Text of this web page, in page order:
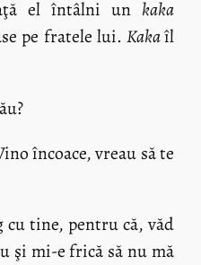
el întâlni un kaka
pe fratele lui. Kakaîl
încoace, vreau să te
tine, pentru că, văd
şi mi-e frică să nu mă